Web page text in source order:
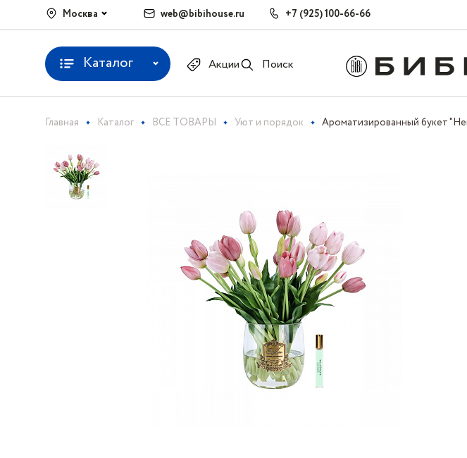
Москва web@bibihouse.ru +7 (925) 100-66-66
Каталог Акции Поиск
Главная Каталог ВСЕ ТОВАРЫ Уют и порядок Ароматизированный букет